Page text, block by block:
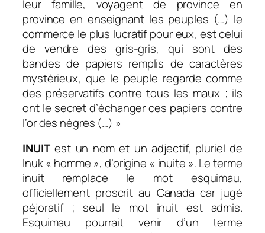
leur famille, voyagent de province en
province en enseignant les peuples (…) le
commerce le plus lucratif pour eux, est celui
de vendre des gris-gris, qui sont des
bandes de papiers remplis de caractères
mystérieux, que le peuple regarde comme
des préservatifs contre tous les maux ; ils
ont le secret d’échanger ces papiers contre
l’or des nègres (…) »
INUITest un nom et un adjectif, pluriel de
Inuk « homme », d’origine « inuite ». Le terme
inuit remplace le mot esquimau,
officiellement proscrit au Canada car jugé
péjoratif ; seul le mot inuit est admis.
Esquimau pourrait venir d’un terme